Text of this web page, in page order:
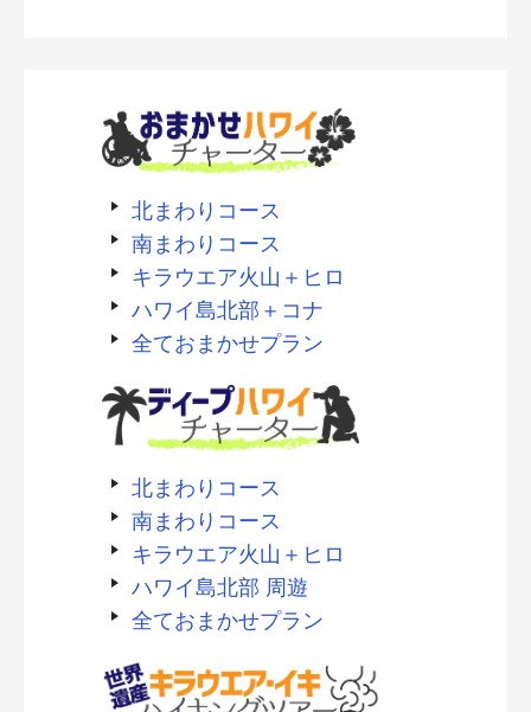
北まわりコース
南まわりコース
キラウエア火山＋ヒロ
ハワイ島北部＋コナ
全ておまかせプラン
北まわりコース
南まわりコース
キラウエア火山＋ヒロ
ハワイ島北部 周遊
全ておまかせプラン